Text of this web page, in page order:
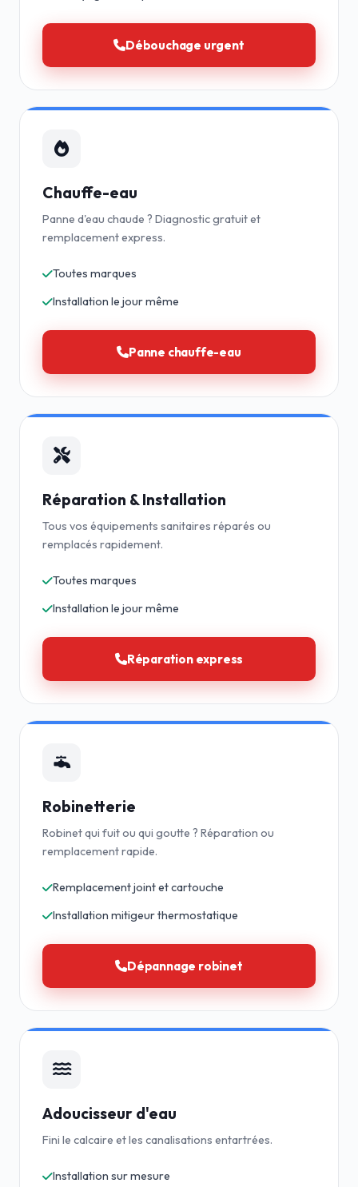
Débouchage urgent
Chauffe-eau
Panne d'eau chaude ? Diagnostic gratuit et
remplacement express.
Toutes marques
Installation le jour même
Panne chauffe-eau
Réparation & Installation
Tous vos équipements sanitaires réparés ou
remplacés rapidement.
Toutes marques
Installation le jour même
Réparation express
Robinetterie
Robinet qui fuit ou qui goutte ? Réparation ou
remplacement rapide.
Remplacement joint et cartouche
Installation mitigeur thermostatique
Dépannage robinet
Adoucisseur d'eau
Fini le calcaire et les canalisations entartrées.
Installation sur mesure